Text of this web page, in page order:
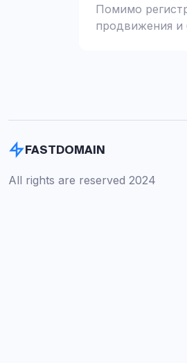
Помимо
продвижения и
FASTDOMAIN
All rights are reserved 2024